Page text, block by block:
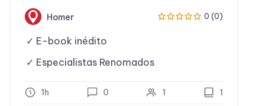
Homer 0 (0)
E-book inédito
Especialistas Renomados
1h 0 1 1